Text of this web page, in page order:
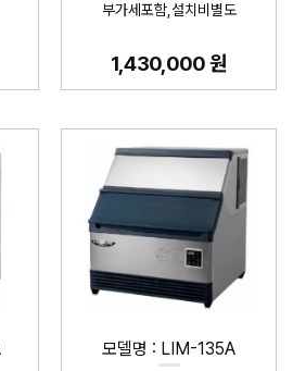
부가세포함,설치비별도
1,430,000 원
모델명 : LIM-135A